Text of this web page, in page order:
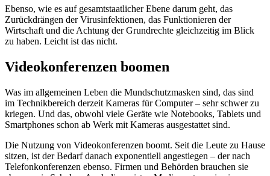
Ebenso, wie es auf gesamtstaatlicher Ebene darum geht, das
Zurückdrängen der Virusinfektionen, das Funktionieren der
Wirtschaft und die Achtung der Grundrechte gleichzeitig im Blick
zu haben. Leicht ist das nicht.
Videokonferenzen boomen
Was im allgemeinen Leben die Mundschutzmasken sind, das sind
im Technikbereich derzeit Kameras für Computer – sehr schwer zu
kriegen. Und das, obwohl viele Geräte wie Notebooks, Tablets und
Smartphones schon ab Werk mit Kameras ausgestattet sind.
Die Nutzung von Videokonferenzen boomt. Seit die Leute zu Hause
sitzen, ist der Bedarf danach exponentiell angestiegen – der nach
Telefonkonferenzen ebenso. Firmen und Behörden brauchen sie